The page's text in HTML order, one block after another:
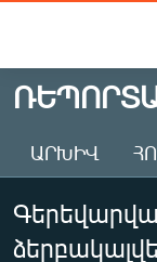
Անցնել
հիմնական
Անցնել
հիմնական
մենյուին
Որոնում
ԱԶԱՏՈՒԹՅՈՒՆ
ՀԱՅԱՍՏԱՆ
ԱՐԽԻՎ